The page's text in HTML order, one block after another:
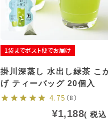
1袋までポスト便でお届け
掛川深蒸し 水出し緑茶 こ
げ ティーバッグ 20個入
4.75 （8）
¥1,188 税込